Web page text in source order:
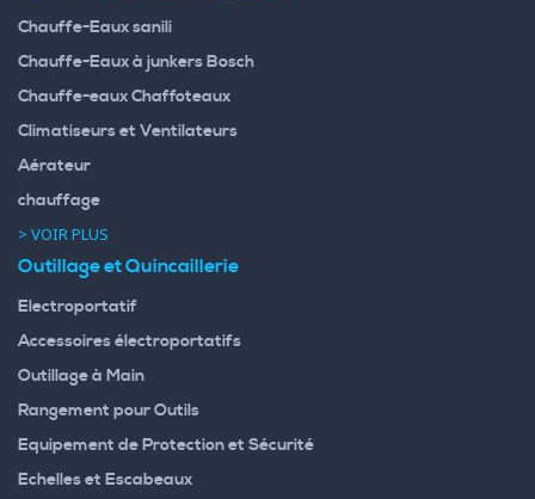
Chauffe-Eaux sanili
Chauffe-Eaux à junkers Bosch
Chauffe-eaux Chaffoteaux
Climatiseurs et Ventilateurs
Aérateur
chauffage
> VOIR PLUS
Outillage et Quincaillerie
Electroportatif
Accessoires électroportatifs
Outillage à Main
Rangement pour Outils
Equipement de Protection et Sécurité
Echelles et Escabeaux